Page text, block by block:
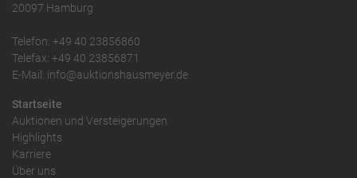
20097 Hamburg
Telefon: +49 40 23856860
Telefax: +49 40 23856871
E-Mail: info@auktionshausmeyer.de
Startseite
Auktionen und Versteigerungen
Highlights
Karriere
Über uns